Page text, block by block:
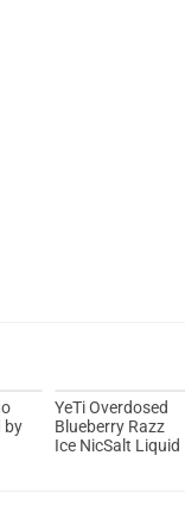
by
YeTi Overdosed
Blueberry Razz
Ice NicSalt Liquid